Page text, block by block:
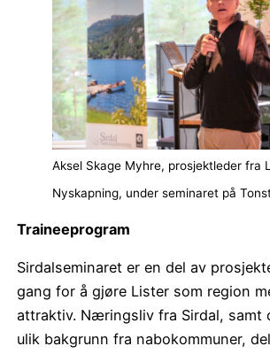
Aksel Skage Myhre, prosjektleder fra
Nyskapning, under seminaret på
Traineeprogram
Sirdalseminaret er en del av
gang for å gjøre Lister som region
attraktiv. Næringsliv fra Sirdal, samt
ulik bakgrunn fra nabokommuner,